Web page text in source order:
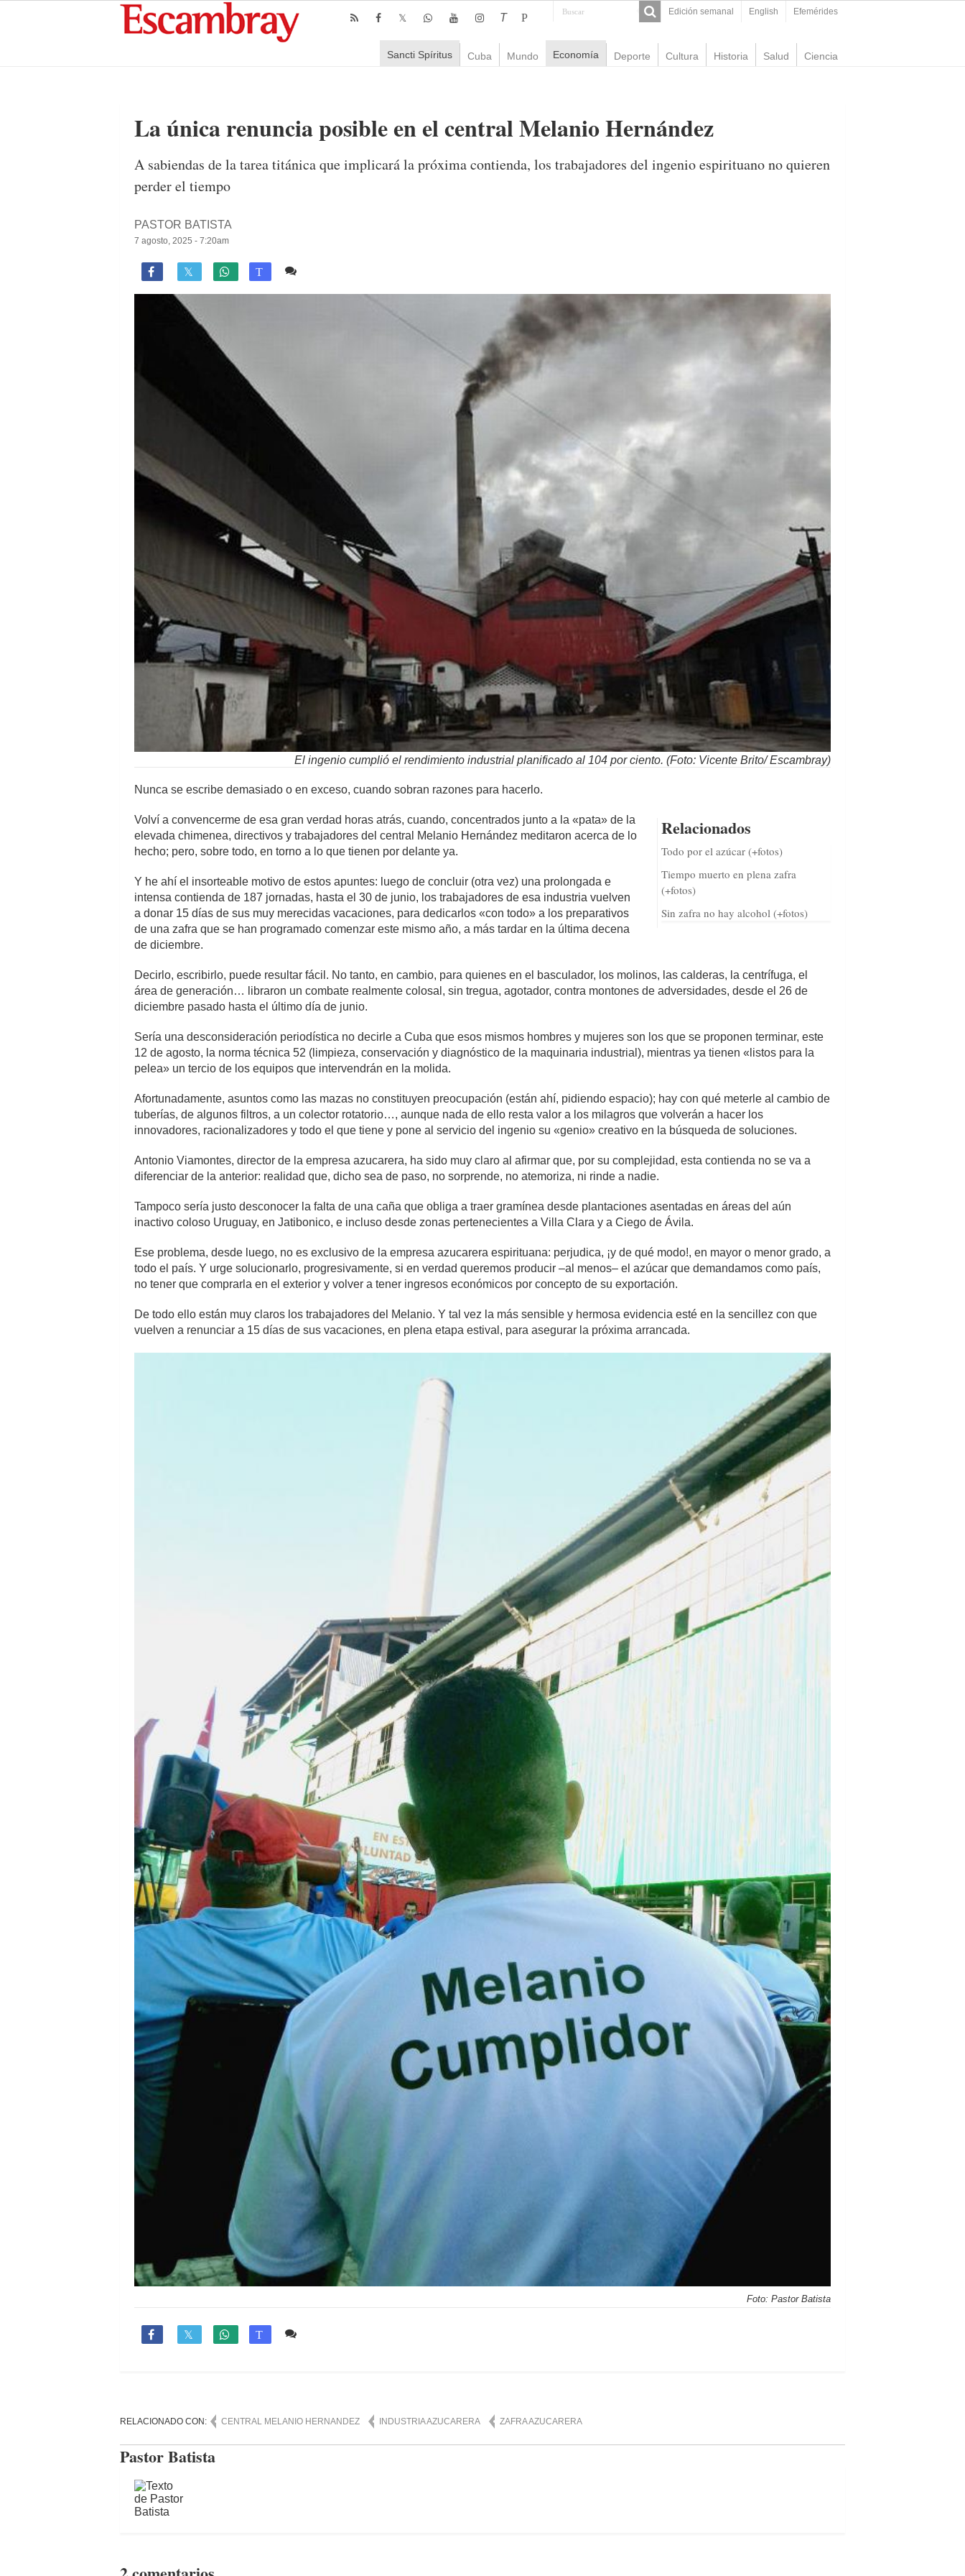
Edición semanal English Efemérides
T P
Sancti Spíritus Cuba Mundo Economía Deporte Cultura Historia Salud Ciencia
La única renuncia posible en el central Melanio Hernández
A sabiendas de la tarea titánica que implicará la próxima contienda, los trabajadores del ingenio espirituano no quieren
perder el tiempo
PASTOR BATISTA
7 agosto, 2025 - 7:20am
 T
El ingenio cumplió el rendimiento industrial planificado al 104 por ciento. (Foto: Vicente Brito/ Escambray)
Relacionados
Todo por el azúcar (+fotos)
Tiempo muerto en plena zafra
(+fotos)
Sin zafra no hay alcohol (+fotos)
Nunca se escribe demasiado o en exceso, cuando sobran razones para hacerlo.
Volví a convencerme de esa gran verdad horas atrás, cuando, concentrados junto a la «pata» de la
elevada chimenea, directivos y trabajadores del central Melanio Hernández meditaron acerca de lo
hecho; pero, sobre todo, en torno a lo que tienen por delante ya.
Y he ahí el insorteable motivo de estos apuntes: luego de concluir (otra vez) una prolongada e
intensa contienda de 187 jornadas, hasta el 30 de junio, los trabajadores de esa industria vuelven
a donar 15 días de sus muy merecidas vacaciones, para dedicarlos «con todo» a los preparativos
de una zafra que se han programado comenzar este mismo año, a más tardar en la última decena
de diciembre.
Decirlo, escribirlo, puede resultar fácil. No tanto, en cambio, para quienes en el basculador, los molinos, las calderas, la centrífuga, el
área de generación… libraron un combate realmente colosal, sin tregua, agotador, contra montones de adversidades, desde el 26 de
diciembre pasado hasta el último día de junio.
Sería una desconsideración periodística no decirle a Cuba que esos mismos hombres y mujeres son los que se proponen terminar, este
12 de agosto, la norma técnica 52 (limpieza, conservación y diagnóstico de la maquinaria industrial), mientras ya tienen «listos para la
pelea» un tercio de los equipos que intervendrán en la molida.
Afortunadamente, asuntos como las mazas no constituyen preocupación (están ahí, pidiendo espacio); hay con qué meterle al cambio de
tuberías, de algunos filtros, a un colector rotatorio…, aunque nada de ello resta valor a los milagros que volverán a hacer los
innovadores, racionalizadores y todo el que tiene y pone al servicio del ingenio su «genio» creativo en la búsqueda de soluciones.
Antonio Viamontes, director de la empresa azucarera, ha sido muy claro al afirmar que, por su complejidad, esta contienda no se va a
diferenciar de la anterior: realidad que, dicho sea de paso, no sorprende, no atemoriza, ni rinde a nadie.
Tampoco sería justo desconocer la falta de una caña que obliga a traer gramínea desde plantaciones asentadas en áreas del aún
inactivo coloso Uruguay, en Jatibonico, e incluso desde zonas pertenecientes a Villa Clara y a Ciego de Ávila.
Ese problema, desde luego, no es exclusivo de la empresa azucarera espirituana: perjudica, ¡y de qué modo!, en mayor o menor grado, a
todo el país. Y urge solucionarlo, progresivamente, si en verdad queremos producir –al menos– el azúcar que demandamos como país,
no tener que comprarla en el exterior y volver a tener ingresos económicos por concepto de su exportación.
De todo ello están muy claros los trabajadores del Melanio. Y tal vez la más sensible y hermosa evidencia esté en la sencillez con que
vuelven a renunciar a 15 días de sus vacaciones, en plena etapa estival, para asegurar la próxima arrancada.
Foto: Pastor Batista
 T
RELACIONADO CON: CENTRAL MELANIO HERNANDEZ INDUSTRIA AZUCARERA ZAFRA AZUCARERA
Pastor Batista